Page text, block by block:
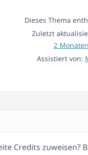
Dieses Thema
Zuletzt
2
Assistiert von:
Credits zuweisen?